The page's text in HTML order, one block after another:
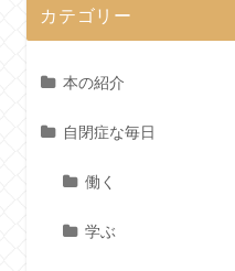
カテゴリー
本の紹介
自閉症な毎日
働く
学ぶ